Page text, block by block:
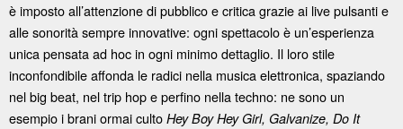
è imposto all’attenzione di pubblico e critica grazie ai live pulsanti e
alle sonorità sempre innovative: ogni spettacolo è un’esperienza
unica pensata ad hoc in ogni minimo dettaglio. Il loro stile
inconfondibile affonda le radici nella musica elettronica, spaziando
nel big beat, nel trip hop e perfino nella techno: ne sono un
esempio i brani ormai culto Hey Boy Hey Girl, Galvanize, Do It